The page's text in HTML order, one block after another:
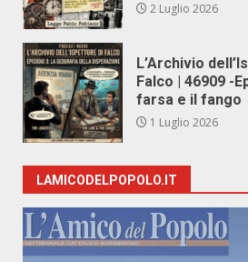
2 Luglio 2026
L’Archivio
Falco | 46909 -
farsa e il fango
1 Luglio 2026
LAMICODELPOPOLO.IT